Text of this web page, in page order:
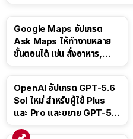
Google Maps อัปเกรด
Ask Maps ให้ทำงานหลาย
ขั้นตอนได้ เช่น สั่งอาหาร,
OpenAI อัปเกรด GPT-5.6
Sol ใหม่ สำหรับผู้ใช้ Plus
และ Pro และขยาย GPT-5.6